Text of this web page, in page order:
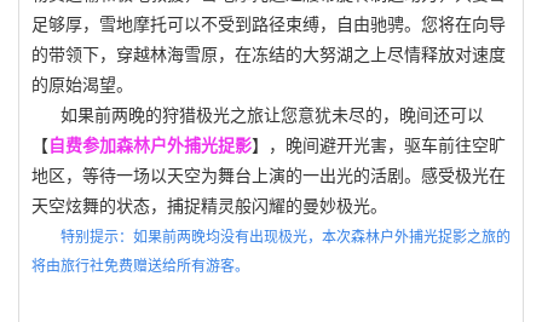
足够厚，雪地摩托可以不受到路径束缚，自由驰骋。您将在向导
的带领下，穿越林海雪原，在冻结的大努湖之上尽情释放对速度
的原始渴望。
如果前两晚的狩猎极光之旅让您意犹未尽的，晚间还可以
【自费参加森林户外捕光捉影】，晚间避开光害，驱车前往空旷
地区，等待一场以天空为舞台上演的一出光的活剧。感受极光在
天空炫舞的状态，捕捉精灵般闪耀的曼妙极光。
特别提示：如果前两晚均没有出现极光，本次森林户外捕光捉影之旅的
将由旅行社免费赠送给所有游客。